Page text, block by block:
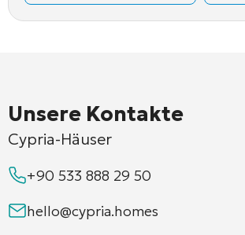
Unsere Kontakte
Cypria-Häuser
+90 533 888 29 50
hello@cypria.homes